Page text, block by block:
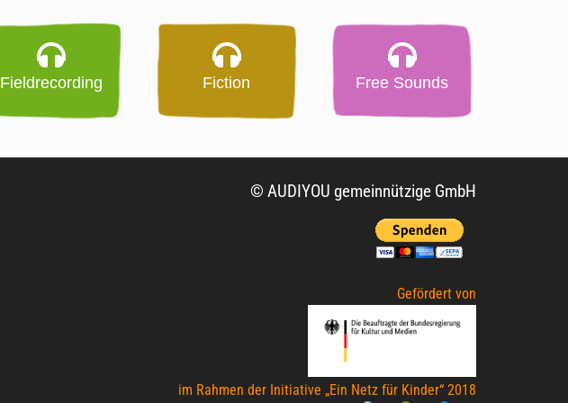
Fieldrecording Fiction Free Sounds
© AUDIYOU gemeinnützige GmbH
Gefördert von
im Rahmen der Initiative „Ein Netz für Kinder“ 2018